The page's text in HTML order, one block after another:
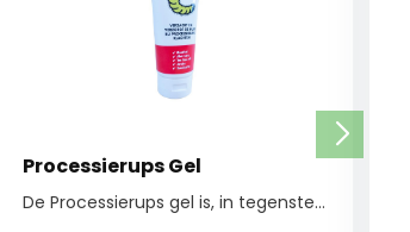
Processierups Gel
De Processierups gel is, in tegenstelling tot ...